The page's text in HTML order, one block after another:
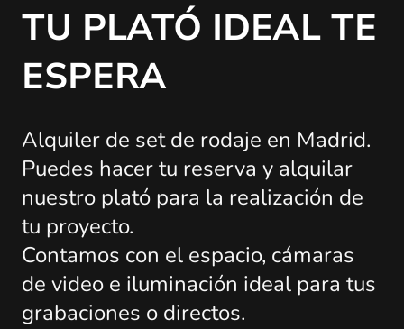
TU PLATÓ IDEAL TE
ESPERA
Alquiler de set de rodaje en Madrid.
Puedes hacer tu reserva y alquilar
nuestro plató para la realización de
tu proyecto.
Contamos con el espacio, cámaras
de video e iluminación ideal para tus
grabaciones o directos.